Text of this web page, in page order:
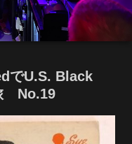
でU.S. Black
No.19